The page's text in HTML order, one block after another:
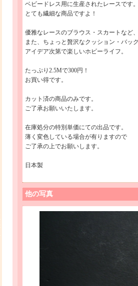
ベビードレス用に生産されたレースです。
とても繊細な商品ですよ！
優雅なレースのブラウス・スカートなど、
また、ちょっと贅沢なクッション・バッ
アイデア次第で楽しいホビーライフ。
たっぷり2.5Mで300円！
お買い得です。
カット済の商品のみです。
ご了承お願いいたします。
在庫処分の特別単価にての出品です。
薄く変色している場合が有りますので
ご了承の上でお願いします。
日本製
他の写真